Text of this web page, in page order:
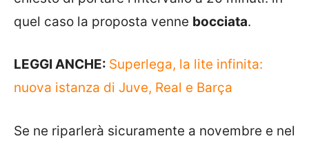
quel caso la proposta venne bocciata.
LEGGI ANCHE: Superlega, la lite infinita:
nuova istanza di Juve, Real e Barça
Se ne riparlerà sicuramente a novembre e nel